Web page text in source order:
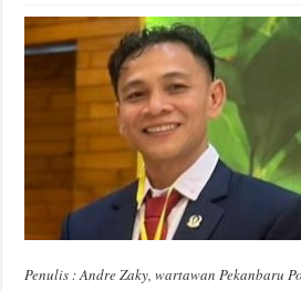
Penulis : Andre Zaky, wartawan Pekanbaru